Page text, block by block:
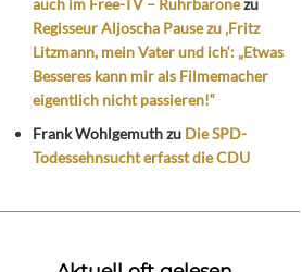
Regisseur Aljoscha Pause zu ‚Fritz
Litzmann, mein Vater und ich‘: „Etwas
Besseres kann mir als Filmemacher
eigentlich nicht passieren!“
Frank Wohlgemuthzu Die SPD-
Todessehnsucht erfasst die CDU